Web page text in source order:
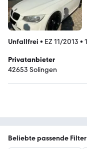
Unfallfrei • EZ 11/2013 •
Privatanbieter
42653 Solingen
Beliebte passende Filter